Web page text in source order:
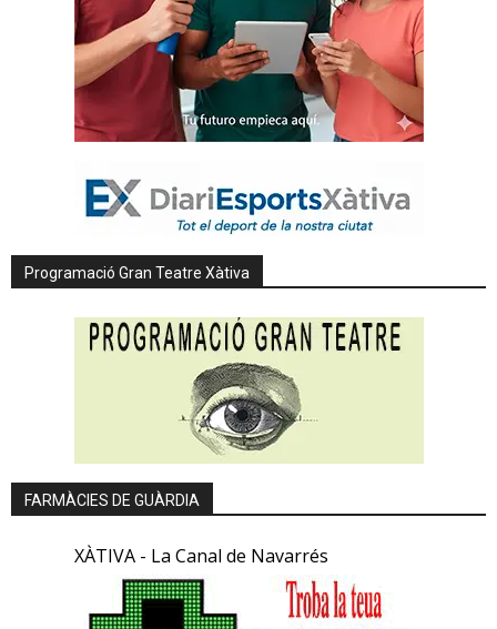
Programació Gran Teatre Xàtiva
FARMÀCIES DE GUÀRDIA
XÀTIVA - La Canal de Navarrés